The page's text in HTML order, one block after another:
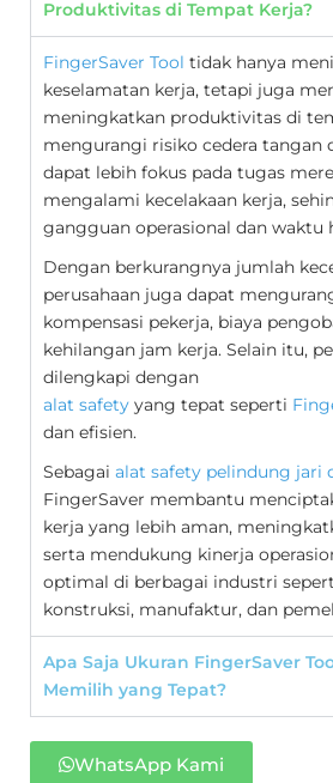
Produktivitas di Tempat Kerja?
FingerSaver Tool tidak hanya
keselamatan kerja, tetapi juga
meningkatkan produktivitas di
mengurangi risiko cedera tangan
dapat lebih fokus pada tugas
mengalami kecelakaan kerja,
gangguan operasional dan waktu
Dengan berkurangnya jumlah
perusahaan juga dapat
kompensasi pekerja, biaya
kehilangan jam kerja. Selain itu,
dilengkapi dengan
alat safety yang tepat seperti
dan efisien.
Sebagai alat safety pelindung jari
FingerSaver membantu
kerja yang lebih aman,
serta mendukung kinerja
optimal di berbagai industri
konstruksi, manufaktur, dan
Apa Saja Ukuran FingerSaver
Memilih yang Tepat?
WhatsApp Kami